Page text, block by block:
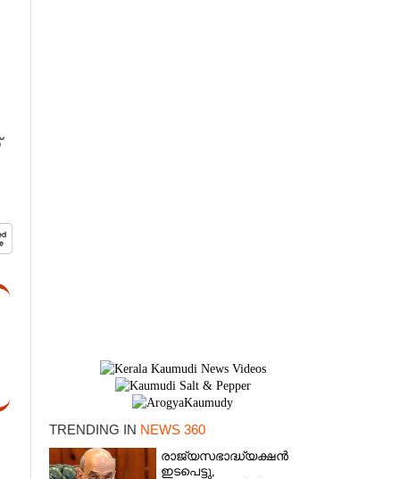
TRENDING IN NEWS 360
രാജ്യസഭാദ്ധ്യക്ഷൻ
ഇടപെട്ടു,
×